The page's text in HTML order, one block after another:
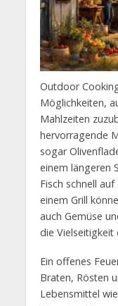
Outdoor
Möglichkeiten,
Mahlzeiten
hervorragende
sogar
einem längeren
Fisch schnell
einem Grill
auch Gemüse
die
Ein offenes
Braten, Rösten
Lebensmittel